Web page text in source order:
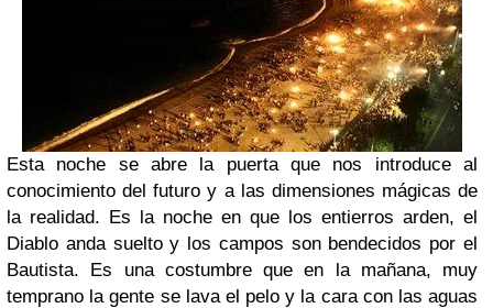
Esta noche se abre la puerta que nos introduce al
conocimiento del futuro y a las dimensiones mágicas de
la realidad. Es la noche en que los entierros arden, el
Diablo anda suelto y los campos son bendecidos por el
Bautista. Es una costumbre que en la mañana, muy
temprano la gente se lava el pelo y la cara con las aguas